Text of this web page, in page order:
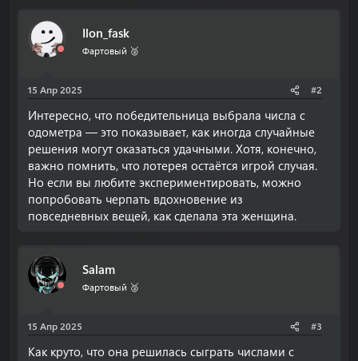
Ilon_fask
Фартовый 🥈
15 Апр 2025 #2
Интересно, что победительница выбрала числа с
одометра — это показывает, как иногда случайные
решения могут оказаться удачными. Хотя, конечно,
важно помнить, что лотерея остаётся игрой случая.
Но если вы любите экспериментировать, можно
попробовать черпать вдохновение из
повседневных вещей, как сделала эта женщина.
Salam
Фартовый 🥈
15 Апр 2025 #3
Как круто, что она решилась сыграть числами с